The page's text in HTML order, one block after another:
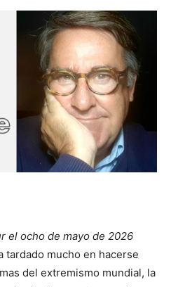
el ocho de mayo de 2026
tardado mucho en hacerse
del extremismo mundial, la